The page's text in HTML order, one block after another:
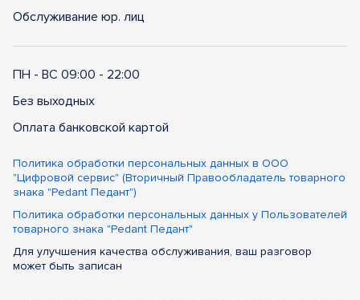
Обслуживание юр. лиц
ПН - ВС 09:00 - 22:00
Без выходных
Оплата банковской картой
Политика обработки персональных данных в ООО
"Цифровой сервис" (Вторичный Правообладатель товарного
знака "Pedant Педант")
Политика обработки персональных данных у Пользователей
товарного знака "Pedant Педант"
Для улучшения качества обслуживания, ваш разговор
может быть записан